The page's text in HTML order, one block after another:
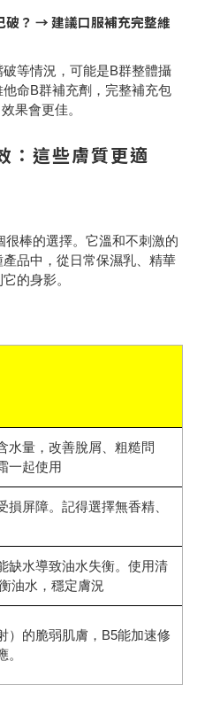
破？ → 建議口服補充完整維
等情況，可能是B群整體攝
命B群補充劑，完整補充包
果會更佳。
：這些膚質更適
棒的選擇。它溫和不刺激的
品中，從日常保濕乳、精華
的身影。
水量，改善脫屑、粗糙問
一起使用
損屏障。記得選擇無香精、
缺水導致油水失衡。使用清
油水，穩定膚況
）的脆弱肌膚，B5能加速修